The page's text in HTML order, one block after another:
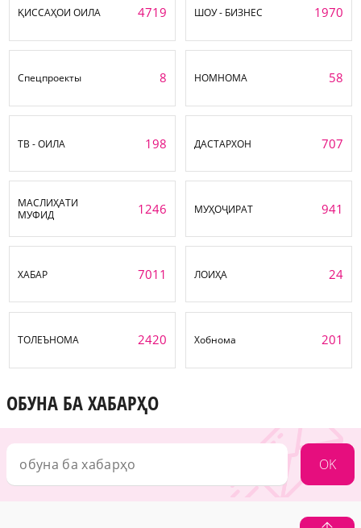
ҚИССАҲОИ ОИЛА 4719 ШОУ - БИЗНЕС 1970
Спецпроекты 8 НОМНОМА 58
ТВ - ОИЛА 198 ДАСТАРХОН 707
МАСЛИҲАТИ
МУФИД
1246 МУҲОҶИРАТ 941
ХАБАР 7011 ЛОИҲА 24
ТОЛЕЪНОМА 2420 Хобнома 201
ОБУНА БА ХАБАРҲО
OK